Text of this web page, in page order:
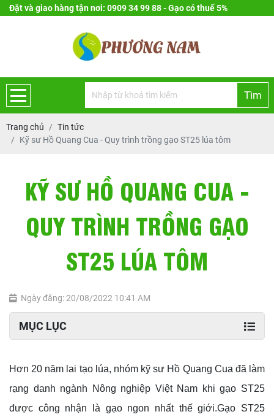
Đặt và giao hàng tận nơi: 0909 34 99 88 - Gạo có thuế 5%
Tìm
Trang chủ
Tin tức
Kỹ sư Hồ Quang Cua - Quy trình trồng gạo ST25 lúa tôm
KỸ SƯ HỒ QUANG CUA -
QUY TRÌNH TRỒNG GẠO
ST25 LÚA TÔM
Ngày đăng: 20/08/2022 10:41 AM
MỤC LỤC
Hơn 20 năm lai tạo lúa, nhóm kỹ sư Hồ Quang Cua đã làm
rạng danh ngành Nông nghiệp Việt Nam khi gạo ST25
được công nhận là gạo ngon nhất thế giới.Gạo ST25